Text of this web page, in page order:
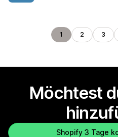
1 2 3
Möchtest
Shopify 3 Tage